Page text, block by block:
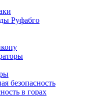
Руфабго
безопасность
в горах